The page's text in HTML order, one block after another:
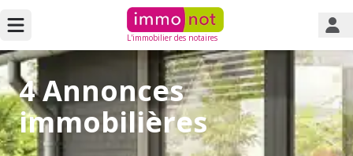
L'immobilier des notaires
4 Annonces
immobilières